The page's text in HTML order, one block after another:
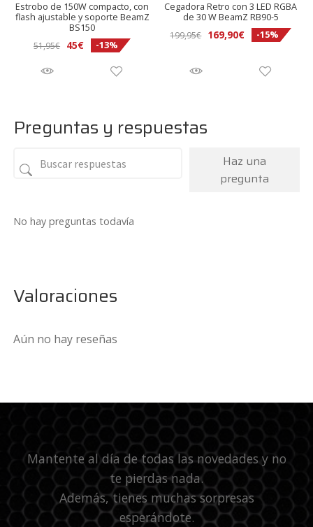
Estrobo de 150W compacto, con
flash ajustable y soporte BeamZ
BS150
51,95€
El
45€El
actual
-13%
Cegadora Retro con 3 LED RGBA
de 30 W BeamZ RB90-5
199,95€ El
169,90€El
actual
-15%
Preguntas y respuestas
Haz una
pregunta
No hay preguntas todavía
Valoraciones
Aún no hay reseñas
Mantente al día de todas las novedades y no
te pierdas nada.
Además, tienes muchas sorpresas
esperándote.